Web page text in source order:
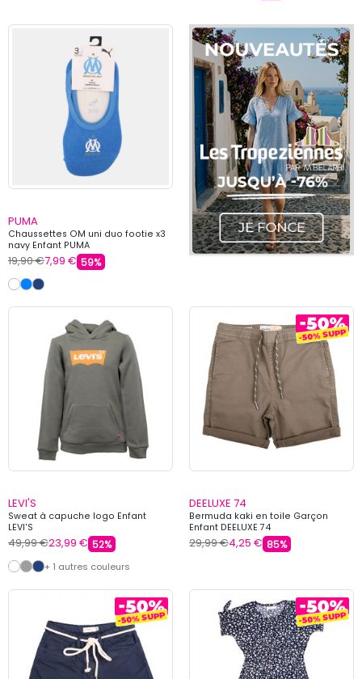
PUMA
Chaussettes OM uni duo footie x3
navy Enfant PUMA
19,90 €7,99 € 59%
LEVI'S
Sweat à capuche logo Enfant
LEVI'S
49,99 €23,99 € 52%
+ 1 autres couleurs
DEELUXE 74
Bermuda kaki en toile Garçon
Enfant DEELUXE 74
29,99 €4,25 € 85%